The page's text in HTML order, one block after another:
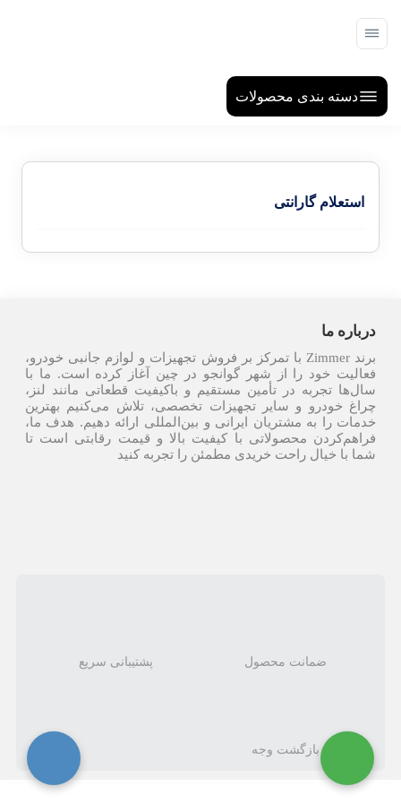
دسته بندی محصولات
استعلام گارانتی
درباره ما
برند Zimmer با تمرکز بر فروش تجهیزات و لوازم جانبی خودرو،
فعالیت خود را از شهر گوانجو در چین آغاز کرده است. ما با
سال‌ها تجربه در تأمین مستقیم و باکیفیت قطعاتی مانند لنز،
چراغ خودرو و سایر تجهیزات تخصصی، تلاش می‌کنیم بهترین
خدمات را به مشتریان ایرانی و بین‌المللی ارائه دهیم. هدف ما،
فراهم‌کردن محصولاتی با کیفیت بالا و قیمت رقابتی است تا
شما با خیال راحت خریدی مطمئن را تجربه کنید
ضمانت محصول پشتیبانی سریع
بازگشت وجه